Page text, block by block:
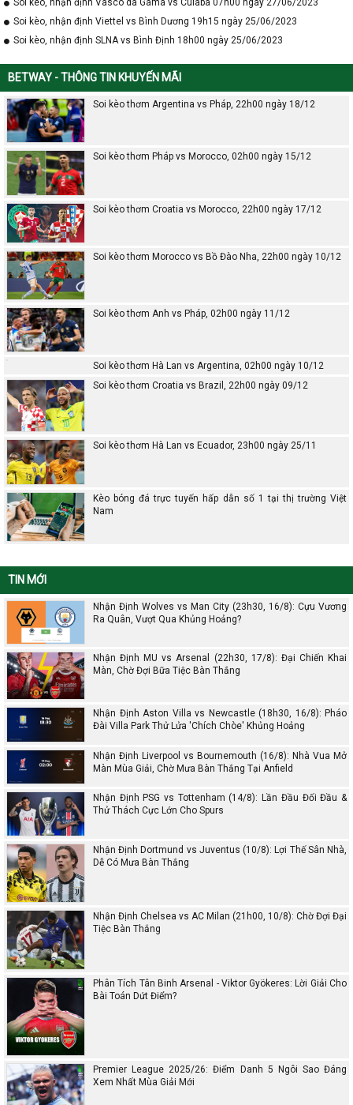
Soi kèo, nhận định Vasco da Gama vs Cuiaba 07h00 ngày 27/06/2023
Soi kèo, nhận định Viettel vs Bình Dương 19h15 ngày 25/06/2023
Soi kèo, nhận định SLNA vs Bình Định 18h00 ngày 25/06/2023
BETWAY - THÔNG TIN KHUYẾN MÃI
Soi kèo thơm Argentina vs Pháp, 22h00 ngày 18/12
Soi kèo thơm Pháp vs Morocco, 02h00 ngày 15/12
Soi kèo thơm Croatia vs Morocco, 22h00 ngày 17/12
Soi kèo thơm Morocco vs Bồ Đào Nha, 22h00 ngày 10/12
Soi kèo thơm Anh vs Pháp, 02h00 ngày 11/12
Soi kèo thơm Hà Lan vs Argentina, 02h00 ngày 10/12
Soi kèo thơm Croatia vs Brazil, 22h00 ngày 09/12
Soi kèo thơm Hà Lan vs Ecuador, 23h00 ngày 25/11
Kèo bóng đá trực tuyến hấp dẫn số 1 tại thị trường Việt
Nam
TIN MỚI
Nhận Định Wolves vs Man City (23h30, 16/8): Cựu Vương
Ra Quân, Vượt Qua Khủng Hoảng?
Nhận Định MU vs Arsenal (22h30, 17/8): Đại Chiến Khai
Màn, Chờ Đợi Bữa Tiệc Bàn Thắng
Nhận Định Aston Villa vs Newcastle (18h30, 16/8): Pháo
Đài Villa Park Thử Lửa 'Chích Chòe' Khủng Hoảng
Nhận Định Liverpool vs Bournemouth (16/8): Nhà Vua Mở
Màn Mùa Giải, Chờ Mưa Bàn Thắng Tại Anfield
Nhận Định PSG vs Tottenham (14/8): Lần Đầu Đối Đầu &
Thử Thách Cực Lớn Cho Spurs
Nhận Định Dortmund vs Juventus (10/8): Lợi Thế Sân Nhà,
Dễ Có Mưa Bàn Thắng
Nhận Định Chelsea vs AC Milan (21h00, 10/8): Chờ Đợi Đại
Tiệc Bàn Thắng
Phân Tích Tân Binh Arsenal - Viktor Gyökeres: Lời Giải Cho
Bài Toán Dứt Điểm?
Premier League 2025/26: Điểm Danh 5 Ngôi Sao Đáng
Xem Nhất Mùa Giải Mới